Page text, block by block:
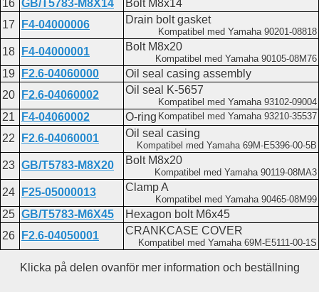
16 GB/T5783-M8X14
Bolt M8x14
17
F4-04000006 Drain bolt gasket
Kompatibel med Yamaha 90201-08818
18 F4-04000001 Bolt M8x20
Kompatibel med Yamaha 90105-08M76
19 F2.6-04060000
Oil seal casing assembly
20
F2.6-04060002 Oil seal K-5657
Kompatibel med Yamaha 93102-09004
21 F4-04060002 O-ring Kompatibel med Yamaha 93210-35537
22 F2.6-04060001 Oil seal casing
Kompatibel med Yamaha 69M-E5396-00-5B
23 GB/T5783-M8X20 Bolt M8x20
Kompatibel med Yamaha 90119-08MA3
24 F25-05000013 Clamp A
Kompatibel med Yamaha 90465-08M99
25 GB/T5783-M6X45
Hexagon bolt M6x45
26
F2.6-04050001 CRANKCASE COVER
Kompatibel med Yamaha 69M-E5111-00-1S
Klicka på delen ovanför mer information och beställning